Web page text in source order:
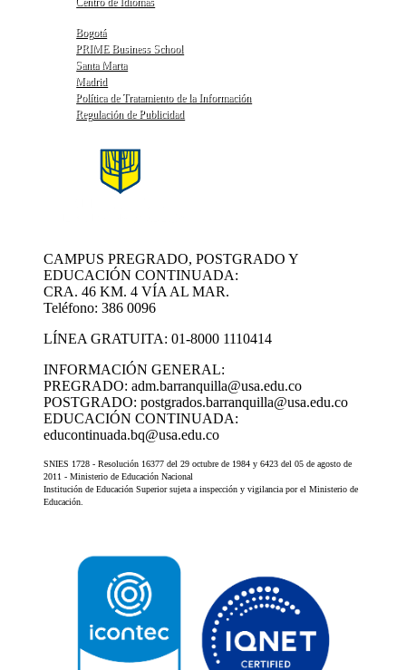
Bogotá
PRIME Business School
Santa Marta
Madrid
Política de Tratamiento de la Información
Regulación de Publicidad
CAMPUS PREGRADO, POSTGRADO Y
EDUCACIÓN CONTINUADA:
CRA. 46 KM. 4 VÍA AL MAR.
Teléfono: 386 0096
LÍNEA GRATUITA: 01-8000 1110414
INFORMACIÓN GENERAL:
PREGRADO: adm.barranquilla@usa.edu.co
POSTGRADO: postgrados.barranquilla@usa.edu.co
EDUCACIÓN CONTINUADA:
educontinuada.bq@usa.edu.co
SNIES 1728 - Resolución 16377 del 29 octubre de 1984 y 6423 del 05 de agosto de
2011 - Ministerio de Educación Nacional
Institución de Educación Superior sujeta a inspección y vigilancia por el Ministerio de
Educación.